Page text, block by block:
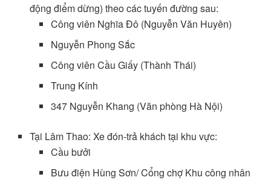
động điểm dừng) theo các tuyến đường sau:
Công viên Nghĩa Đô (Nguyễn Văn Huyên)
Nguyễn Phong Sắc
Công viên Cầu Giấy (Thành Thái)
Trung Kính
347 Nguyễn Khang (Văn phòng Hà Nội)
Tại Lâm Thao: Xe đón-trả khách tại khu vực:
Cầu bưởi
Bưu điện Hùng Sơn/ Cổng chợ Khu công nhân